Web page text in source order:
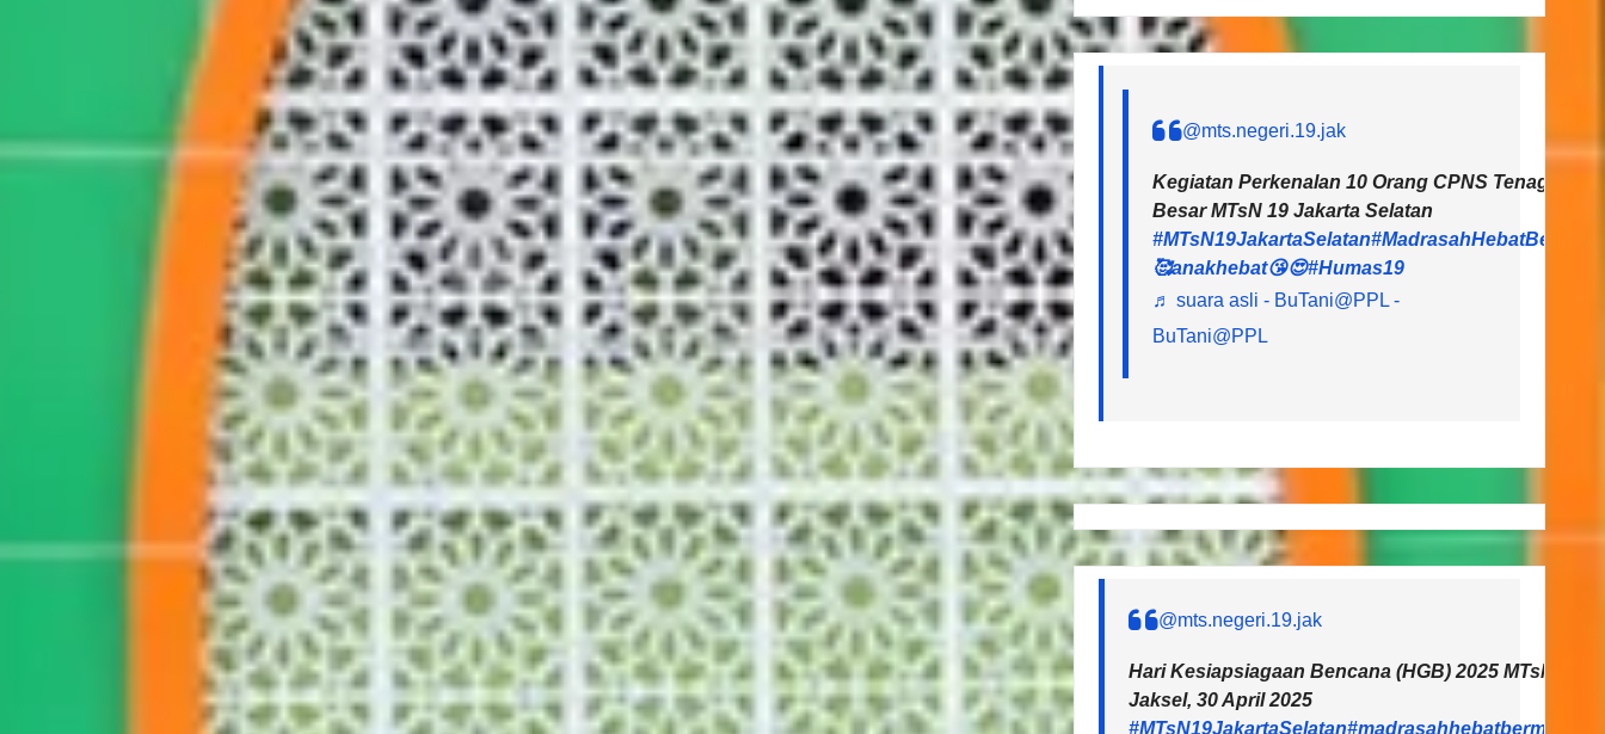
@mts.negeri.19.jak
Kegiatan Perkenalan 10 Orang CPNS Tenaga
Besar MTsN 19 Jakarta Selatan
#MTsN19JakartaSelatan
🥰anakhebat😘😍#Humas19
♬ suara asli - BuTani@PPL -
BuTani@PPL
@mts.negeri.19.jak
Hari Kesiapsiagaan Bencana (HGB) 2025 MTsN 19
Jaksel, 30 April 2025
#MTsN19JakartaSelatan